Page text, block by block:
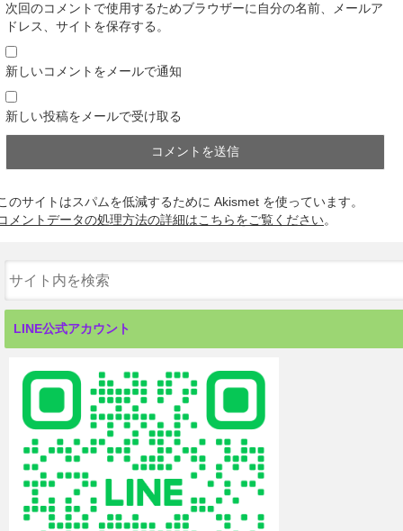
次回のコメントで使用するためブラウザーに自分の名前、メールア
ドレス、サイトを保存する。
新しいコメントをメールで通知
新しい投稿をメールで受け取る
のサイトはスパムを低減するために Akismet を使っています。
メントデータの処理方法の詳細はこちらをご覧ください。
LINE公式アカウント